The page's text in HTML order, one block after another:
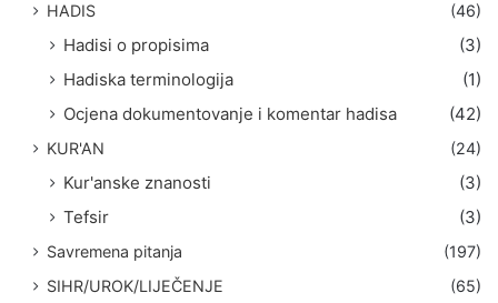
HADIS (46)
Hadisi o propisima
(3)
Hadiska terminologija
(1)
Ocjena dokumentovanje i komentar hadisa
(42)
KUR'AN (24)
Kur'anske znanosti
(3)
Tefsir
(3)
Savremena pitanja
(197)
SIHR/UROK/LIJEČENJE
(65)